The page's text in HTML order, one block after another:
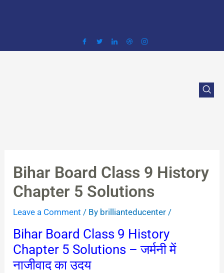
Bihar Board Class 9 History
Chapter 5 Solutions
Leave a Comment / By brillianteducenter /
Bihar Board Class 9 History
Chapter 5 Solutions – जर्मनी में
नाजीवाद का उदय